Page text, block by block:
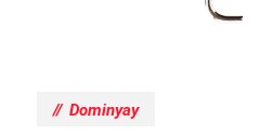
Dominyay